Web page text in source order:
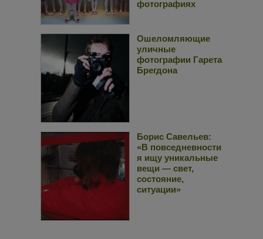
фотографиях
Ошеломляющие
уличные
фотографии Гарета
Брегдона
Борис Савельев:
«В повседневности
я ищу уникальные
вещи — свет,
состояние,
ситуации»